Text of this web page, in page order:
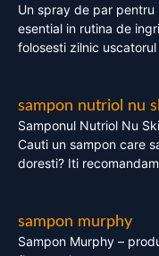
Un spray de par
esential in rutina de
folosesti zilnic
sampon nutriol nu
Samponul Nutriol Nu
Cauti un sampon care
doresti? Iti
sampon murphy
Sampon Murphy –